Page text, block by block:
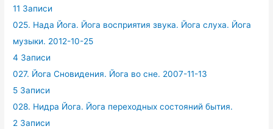
11 Записи
025. Нада Йога. Йога восприятия звука. Йога слуха. Йога
музыки. 2012-10-25
4 Записи
027. Йога Сновидения. Йога во сне. 2007-11-13
5 Записи
028. Нидра Йога. Йога переходных состояний бытия.
2 Записи